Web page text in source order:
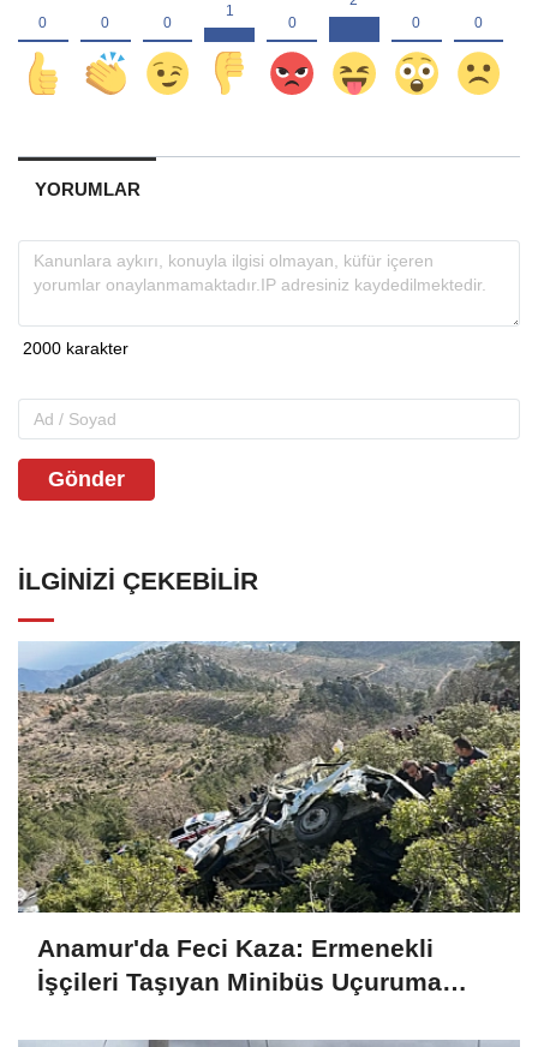
YORUMLAR
Gönder
İLGINIZI ÇEKEBILIR
Anamur'da Feci Kaza: Ermenekli
İşçileri Taşıyan Minibüs Uçuruma